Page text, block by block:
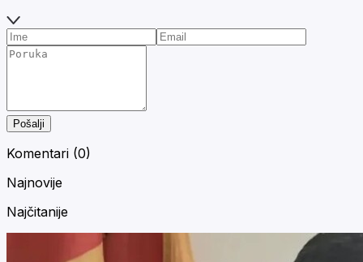
Pošalji
Komentari (0)
Najnovije
Najčitanije